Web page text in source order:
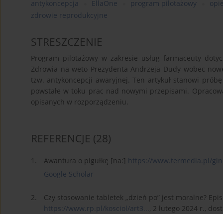
antykoncepcja EllaOne program pilotażowy
zdrowie reprodukcyjne
STRESZCZENIE
Program pilotażowy w zakresie usług farmaceuty
Zdrowia na weto Prezydenta Andrzeja Dudy wobec
tzw. antykoncepcji awaryjnej. Ten artykuł stanowi
powstałe w toku prac nad nowymi przepisami.
opisanych w rozporządzeniu.
REFERENCJE (28)
1. Awantura o pigułkę [na:] https://www.termedia.pl/
Google Scholar
2.
Czy stosowanie tabletek „dzień po” jest moralne?
https://www.rp.pl/kosciol/art3..., 2 lutego 2024 r.,